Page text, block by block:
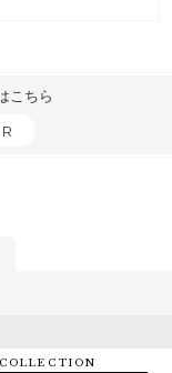
こちら
COLLECTION